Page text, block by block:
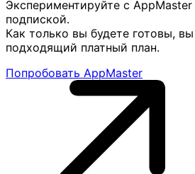
Экспериментируйте с AppMaster
подпиской.
Как только вы будете готовы,
подходящий платный план.
Попробовать AppMaster